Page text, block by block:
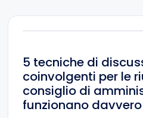
5 tecniche di
coinvolgenti per le
consiglio di
funzionano davvero